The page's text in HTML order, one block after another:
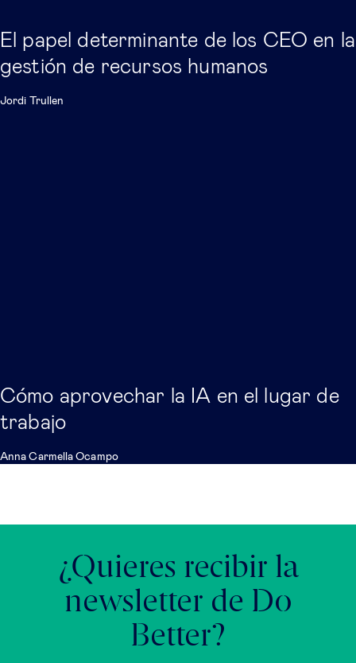
El papel determinante de los CEO en la
gestión de recursos humanos
Jordi Trullen
Cómo aprovechar la IA en el lugar de
trabajo
Anna Carmella Ocampo
¿Quieres recibir la
newsletter de Do
Better?